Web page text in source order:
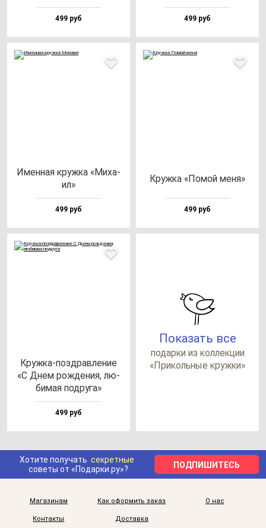
499 руб 499 руб
Имен­ная круж­ка «Миха­
ил»
499 руб
Круж­ка «Помой ме­ня»
499 руб
Круж­ка-поз­драв­ле­ние
«С Днем рож­де­ния, лю­
би­мая под­ру­га»
499 руб
Показать все
по­дар­ки из кол­лек­ции
«При­коль­ные круж­ки»
Хотите получать секретные
советы от «Подарки.ру»?
ПОДПИШИТЕСЬ
Магазинам Как оформить заказ О нас
Контакты Доставка